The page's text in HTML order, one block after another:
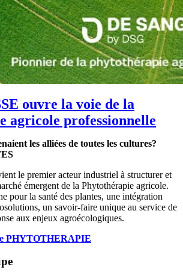
ouvre la voie de la
agricole professionnelle
les alliées de toutes les cultures?
le premier acteur industriel à structurer et
émergent de la Phytothérapie agricole.
pour la santé des plantes, une intégration
un savoir-faire unique au service de
aux enjeux agroécologiques.
PHYTOTHERAPIE